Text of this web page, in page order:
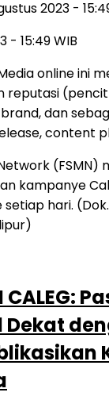
2023 -
- 15:49 WIB
Media online ini
reputasi
dan
content
CALEG:
Dekat